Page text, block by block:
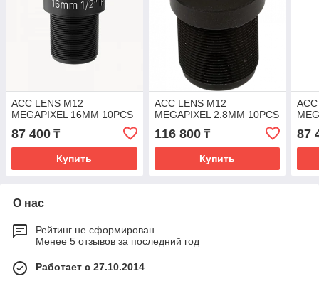
ACC LENS M12
MEGAPIXEL 16MM 10PCS
87 400 ₸
Купить
ACC LENS M12
MEGAPIXEL 2.8MM 10PCS
116 800₸
Купить
87
О нас
Рейтинг не сформирован
Менее 5 отзывов за последний год
Работает с 27.10.2014